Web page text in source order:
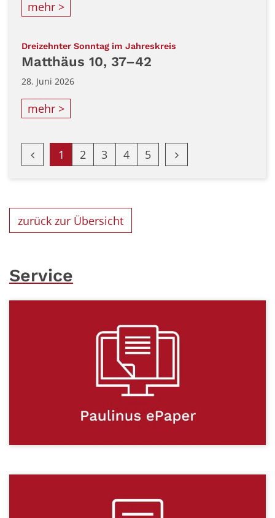
mehr >
Dreizehnter Sonntag im Jahreskreis
Matthäus 10, 37–42
28. Juni 2026
mehr >
Vorherige Seite
1 2 3 4 5 Nächste Seite
zurück zur Übersicht
Service